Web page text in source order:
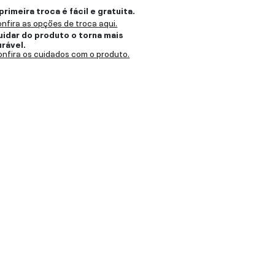
troca é fácil e gratuita.
as opções de troca aqui.
do produto o torna mais
os cuidados com o produto.